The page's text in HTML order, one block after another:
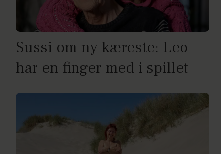
Sussi om ny kæreste: Leo
har en finger med i spillet